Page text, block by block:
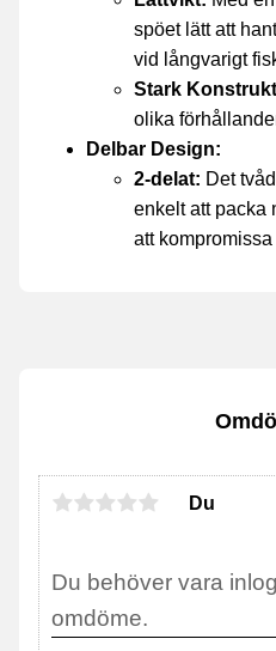
spöet lätt att
vid långvarigt
Stark
olika
Delbar Design:
2-delat: Det
enkelt att packa
att
Du